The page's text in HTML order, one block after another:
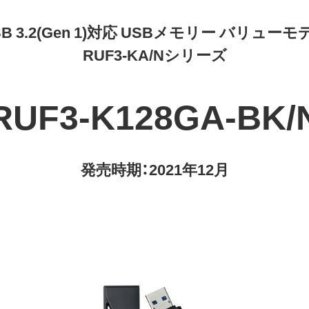
3.2(Gen 1)対応 USBメモリー バリューモ
RUF3-KA/Nシリーズ
K128GA-BK/
発売時期：2021年12月